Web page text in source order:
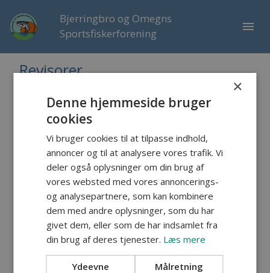
Bjerringbro og Omegns
Sportsfiskerforening
menu
Revisorer
Revisor valgt for 2 år(på valg i lige år)
Sv. E. Sjællænder (Revisor, genvalgt på
sesp1409@(slet_dette)gmail.com
Revisor valgt for 2 år (på valg i ulige år)
Niels Jørgen Ottesen (Revisor, genvalgt på
generalforsamlingen i 2023)
email:njottesen@(slet dette)hotmail.com
Revisor suppleant valgt for 1 år
Tonni Birk (revisor suppleant, valgt på
generalforsamlingen i 2024)
×
Denne hjemmeside bruger
cookies
Vi bruger cookies til at tilpasse indhold,
annoncer og til at analysere vores trafik. Vi
deler også oplysninger om din brug af
vores websted med vores annoncerings-
og analysepartnere, som kan kombinere
dem med andre oplysninger, som du har
givet dem, eller som de har indsamlet fra
din brug af deres tjenester. Læs mere
Ydeevne Målretning